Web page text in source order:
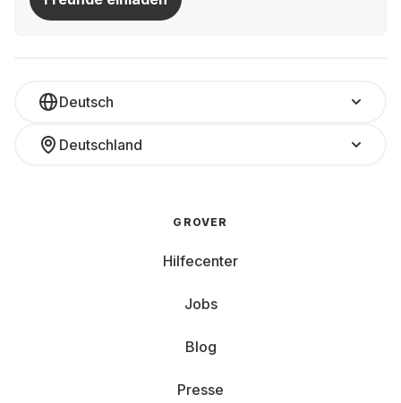
Deutsch
Deutschland
GROVER
Hilfecenter
Jobs
Blog
Presse